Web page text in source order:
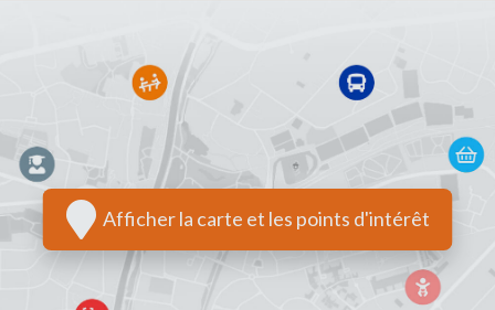
Afficher la carte et les points d'intérêt